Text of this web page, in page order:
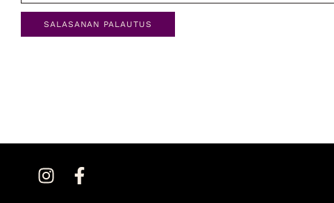
SALASANAN PALAUTUS